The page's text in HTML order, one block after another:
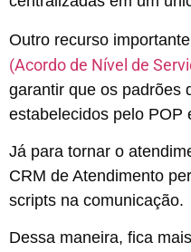
Outro recurso
(Acordo de Nível de
garantir que os padrões
estabelecidos pelo POP
Já para tornar o
CRM de Atendimento
scripts na comunicação.
Dessa maneira, fica